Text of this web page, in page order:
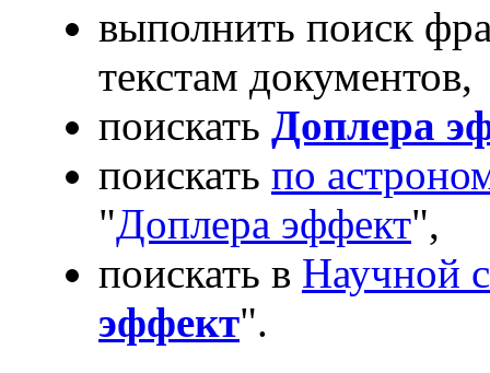
выполнить поиск
текстам документов,
поискать Доплера
поискать по
"Доплера эффект",
поискать в Научной
эффект".